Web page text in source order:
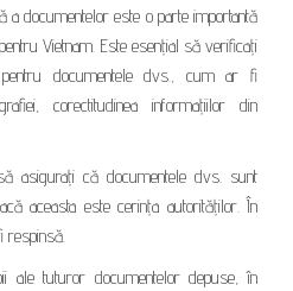
a documentelor este o parte importantă
Vietnam. Este esențial să verificați
documentele dvs., cum ar fi
corectitudinea informațiilor din
asigurați că documentele dvs. sunt
aceasta este cerința autorităților. În
respinsă.
ale tuturor documentelor depuse, în